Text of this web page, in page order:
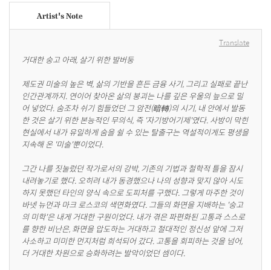
Artist's Note
Translate
거대한 숭고 아래, 살기 위한 발버둥
제도권 미술의 높은 벽, 삶의 기반을 흔든 금융 사기, 그리고 실패로 끝난
인간관계까지. 연이어 찾아온 삶의 붕괴는 나를 깊은 우울의 늪으로 밀
어 넣었다. 숨조차 쉬기 힘들었던 그 암전(暗轉)의 시기, 내 안에서 발동
한 것은 살기 위한 본능적인 무의식, 즉 '자기방어기제'였다. 사방이 막힌
현실에서 내가 유일하게 숨을 쉴 수 있는 탈출구는 역설적이게도 평생을
지속해 온 '미술'뿐이었다.
그간 나를 짓눌렀던 작가로서의 강박, 기존의 기법과 철학적 틀을 잠시
내려놓기로 했다. 오히려 내가 동경했으나 나의 성향과 맞지 않아 시도
하지 못했던 타인의 양식 속으로 도피처를 구했다. 그렇게 마주한 것이
바넷 뉴먼과 마크 로스코의 색면화였다. 그들의 화면을 지배하는 '숭고
의 미학'은 내게 거대한 구원이었다. 내가 겪은 파편화된 고통과 스스로
를 향한 비난은, 화면을 압도하는 거대하고 절대적인 정신성 앞에 그저
사소하고 미미한 먼지처럼 희석되어 갔다. 고통을 회피하는 것을 넘어,
더 거대한 차원으로 승화하려는 발악이었던 셈이다.